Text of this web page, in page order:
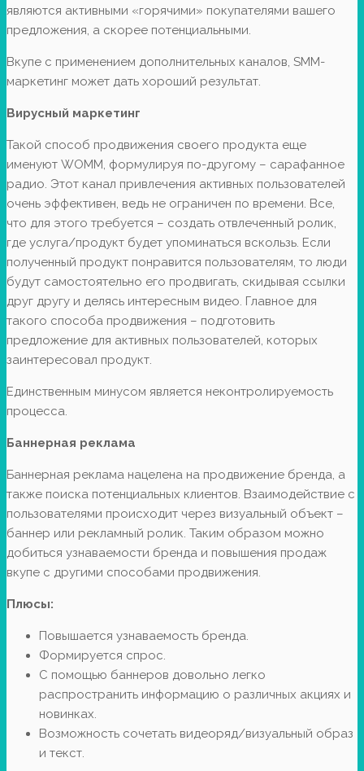
являются активными «горячими» покупателями вашего
предложения, а скорее потенциальными.
Вкупе с применением дополнительных каналов, SMM-
маркетинг может дать хороший результат.
Вирусный маркетинг
Такой способ продвижения своего продукта еще
именуют WOMM, формулируя по-другому – сарафанное
радио. Этот канал привлечения активных пользователей
очень эффективен, ведь не ограничен по времени. Все,
что для этого требуется – создать отвлеченный ролик,
где услуга/продукт будет упоминаться вскользь. Если
полученный продукт понравится пользователям, то люди
будут самостоятельно его продвигать, скидывая ссылки
друг другу и делясь интересным видео. Главное для
такого способа продвижения – подготовить
предложение для активных пользователей, которых
заинтересовал продукт.
Единственным минусом является неконтролируемость
процесса.
Баннерная реклама
Баннерная реклама нацелена на продвижение бренда, а
также поиска потенциальных клиентов. Взаимодействие с
пользователями происходит через визуальный объект –
баннер или рекламный ролик. Таким образом можно
добиться узнаваемости бренда и повышения продаж
вкупе с другими способами продвижения.
Плюсы:
Повышается узнаваемость бренда.
Формируется спрос.
С помощью баннеров довольно легко
распространить информацию о различных акциях и
новинках.
Возможность сочетать видеоряд/визуальный образ
и текст.